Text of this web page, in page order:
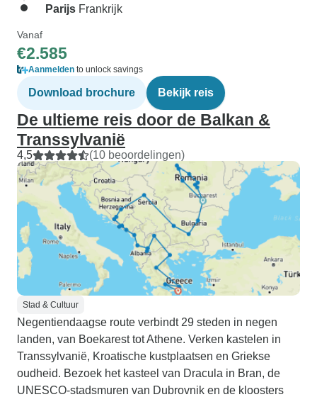
Parijs Frankrijk
Vanaf
€2.585
Aanmelden to unlock savings
Download brochure Bekijk reis
De ultieme reis door de Balkan &
Transsylvanië
4,5 (10 beoordelingen)
Stad & Cultuur
Negentiendaagse route verbindt 29 steden in negen
landen, van Boekarest tot Athene. Verken kastelen in
Transsylvanië, Kroatische kustplaatsen en Griekse
oudheid. Bezoek het kasteel van Dracula in Bran, de
UNESCO-stadsmuren van Dubrovnik en de kloosters